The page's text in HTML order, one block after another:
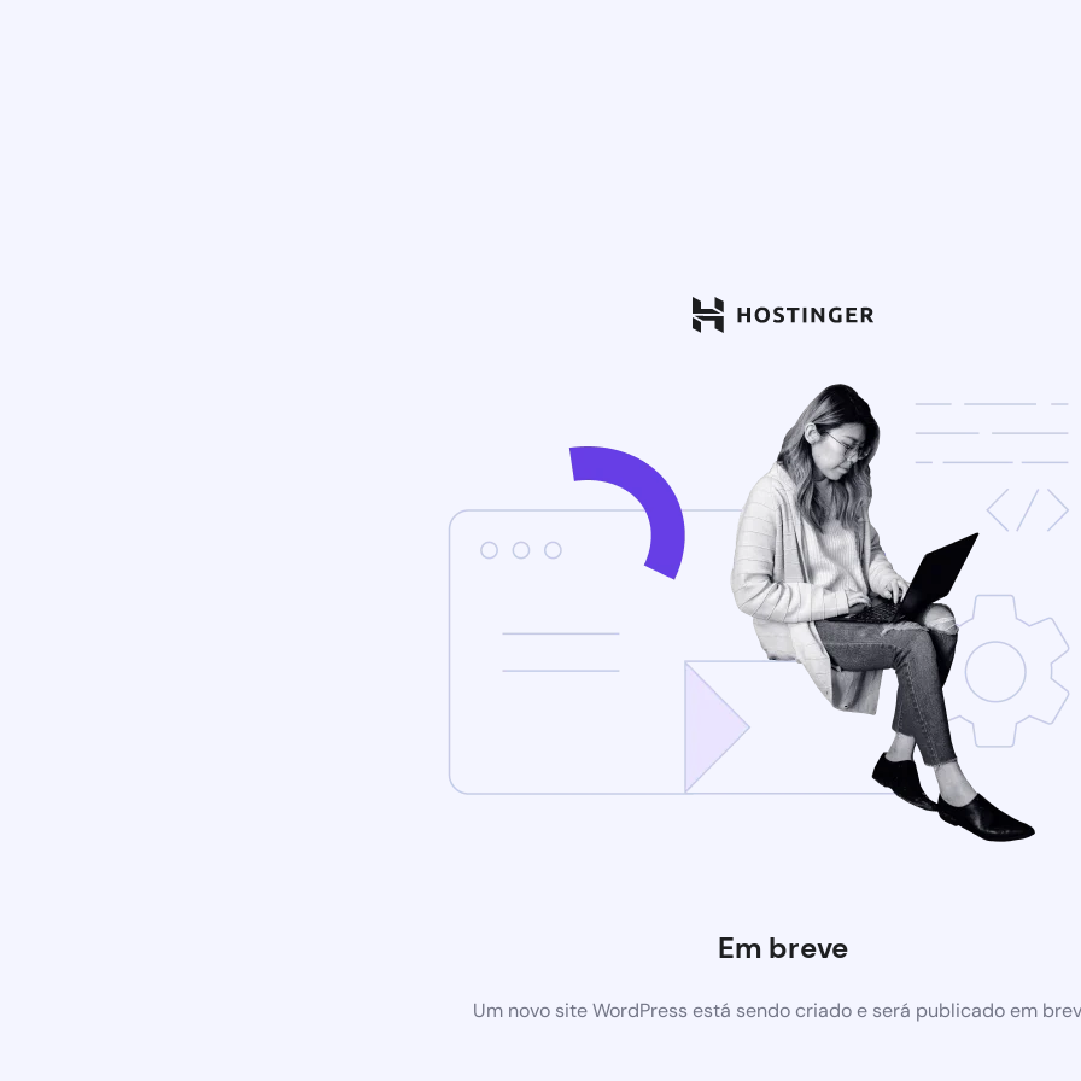
Em breve
Um novo site WordPress está sendo criado e será publicado em